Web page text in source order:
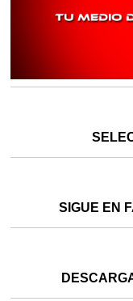
SIGUE EN